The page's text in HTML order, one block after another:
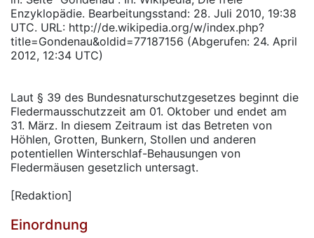
Enzyklopädie. Bearbeitungsstand: 28. Juli 2010, 19:38
UTC. URL: http://de.wikipedia.org/w/index.php?
title=Gondenau&oldid=77187156 (Abgerufen: 24. April
2012, 12:34 UTC)
Laut § 39 des Bundesnaturschutzgesetzes beginnt die
Fledermausschutzzeit am 01. Oktober und endet am
31. März. In diesem Zeitraum ist das Betreten von
Höhlen, Grotten, Bunkern, Stollen und anderen
potentiellen Winterschlaf-Behausungen von
Fledermäusen gesetzlich untersagt.
[Redaktion]
Einordnung